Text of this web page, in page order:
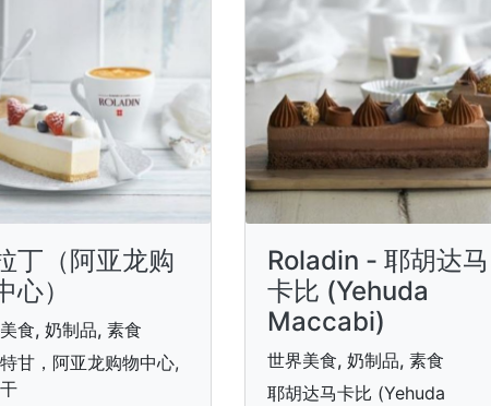
丁（阿亚龙购
心）
食, 奶制品, 素食
甘，阿亚龙购物中心,
Roladin - 耶胡达马
卡比 (Yehuda
Maccabi)
世界美食, 奶制品, 素食
耶胡达马卡比 (Yehuda